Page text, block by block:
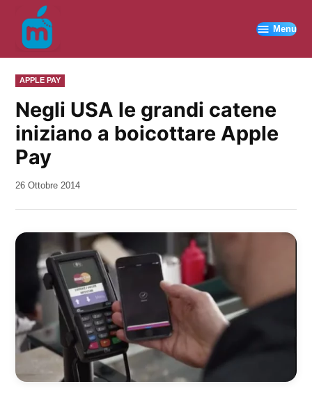
contenuto
Menu
PUBBLICATO
IN
APPLE PAY
Negli USA le grandi catene
iniziano a boicottare Apple
Pay
da
26 Ottobre 2014